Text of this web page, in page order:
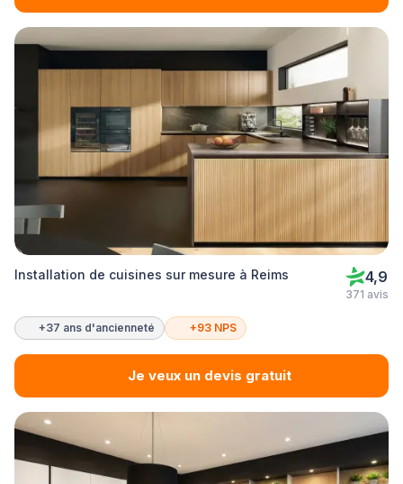
Installation de cuisines sur mesure à Reims 4,9
371 avis
+37 ans d'ancienneté +93 NPS
Je veux un devis gratuit